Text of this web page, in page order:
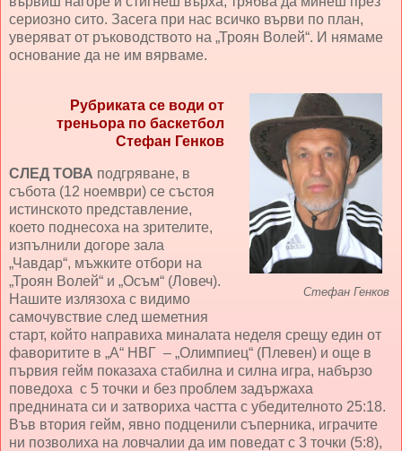
сериозно сито. Засега при нас всичко върви по план,
уверяват от ръководството на „Троян Волей“. И нямаме
основание да не им вярваме.
Стефан Генков
Рубриката се води от
треньора по баскетбол
Стефан Генков
СЛЕД ТОВА подгряване, в
събота (12 ноември) се състоя
истинското представление,
което поднесоха на зрителите,
изпълнили догоре зала
„Чавдар“, мъжките отбори на
„Троян Волей“ и „Осъм“ (Ловеч).
Нашите излязоха с видимо
самочувствие след шеметния
старт, който направиха миналата неделя срещу един от
фаворитите в „А“ НВГ – „Олимпиец“ (Плевен) и още в
първия гейм показаха стабилна и силна игра, набързо
поведоха с 5 точки и без проблем задържаха
преднината си и затвориха частта с убедителното 25:18.
Във втория гейм, явно подценили съперника, играчите
ни позволиха на ловчалии да им поведат с 3 точки (5:8),